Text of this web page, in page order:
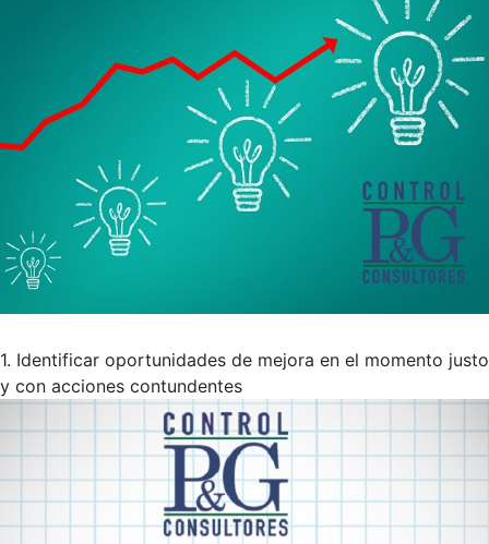
1. Identificar oportunidades de mejora en el momento justo
y con acciones contundentes